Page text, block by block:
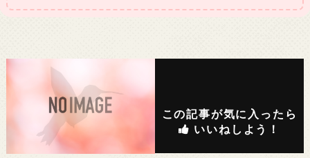
この記事が気に入ったら
いいねしよう！